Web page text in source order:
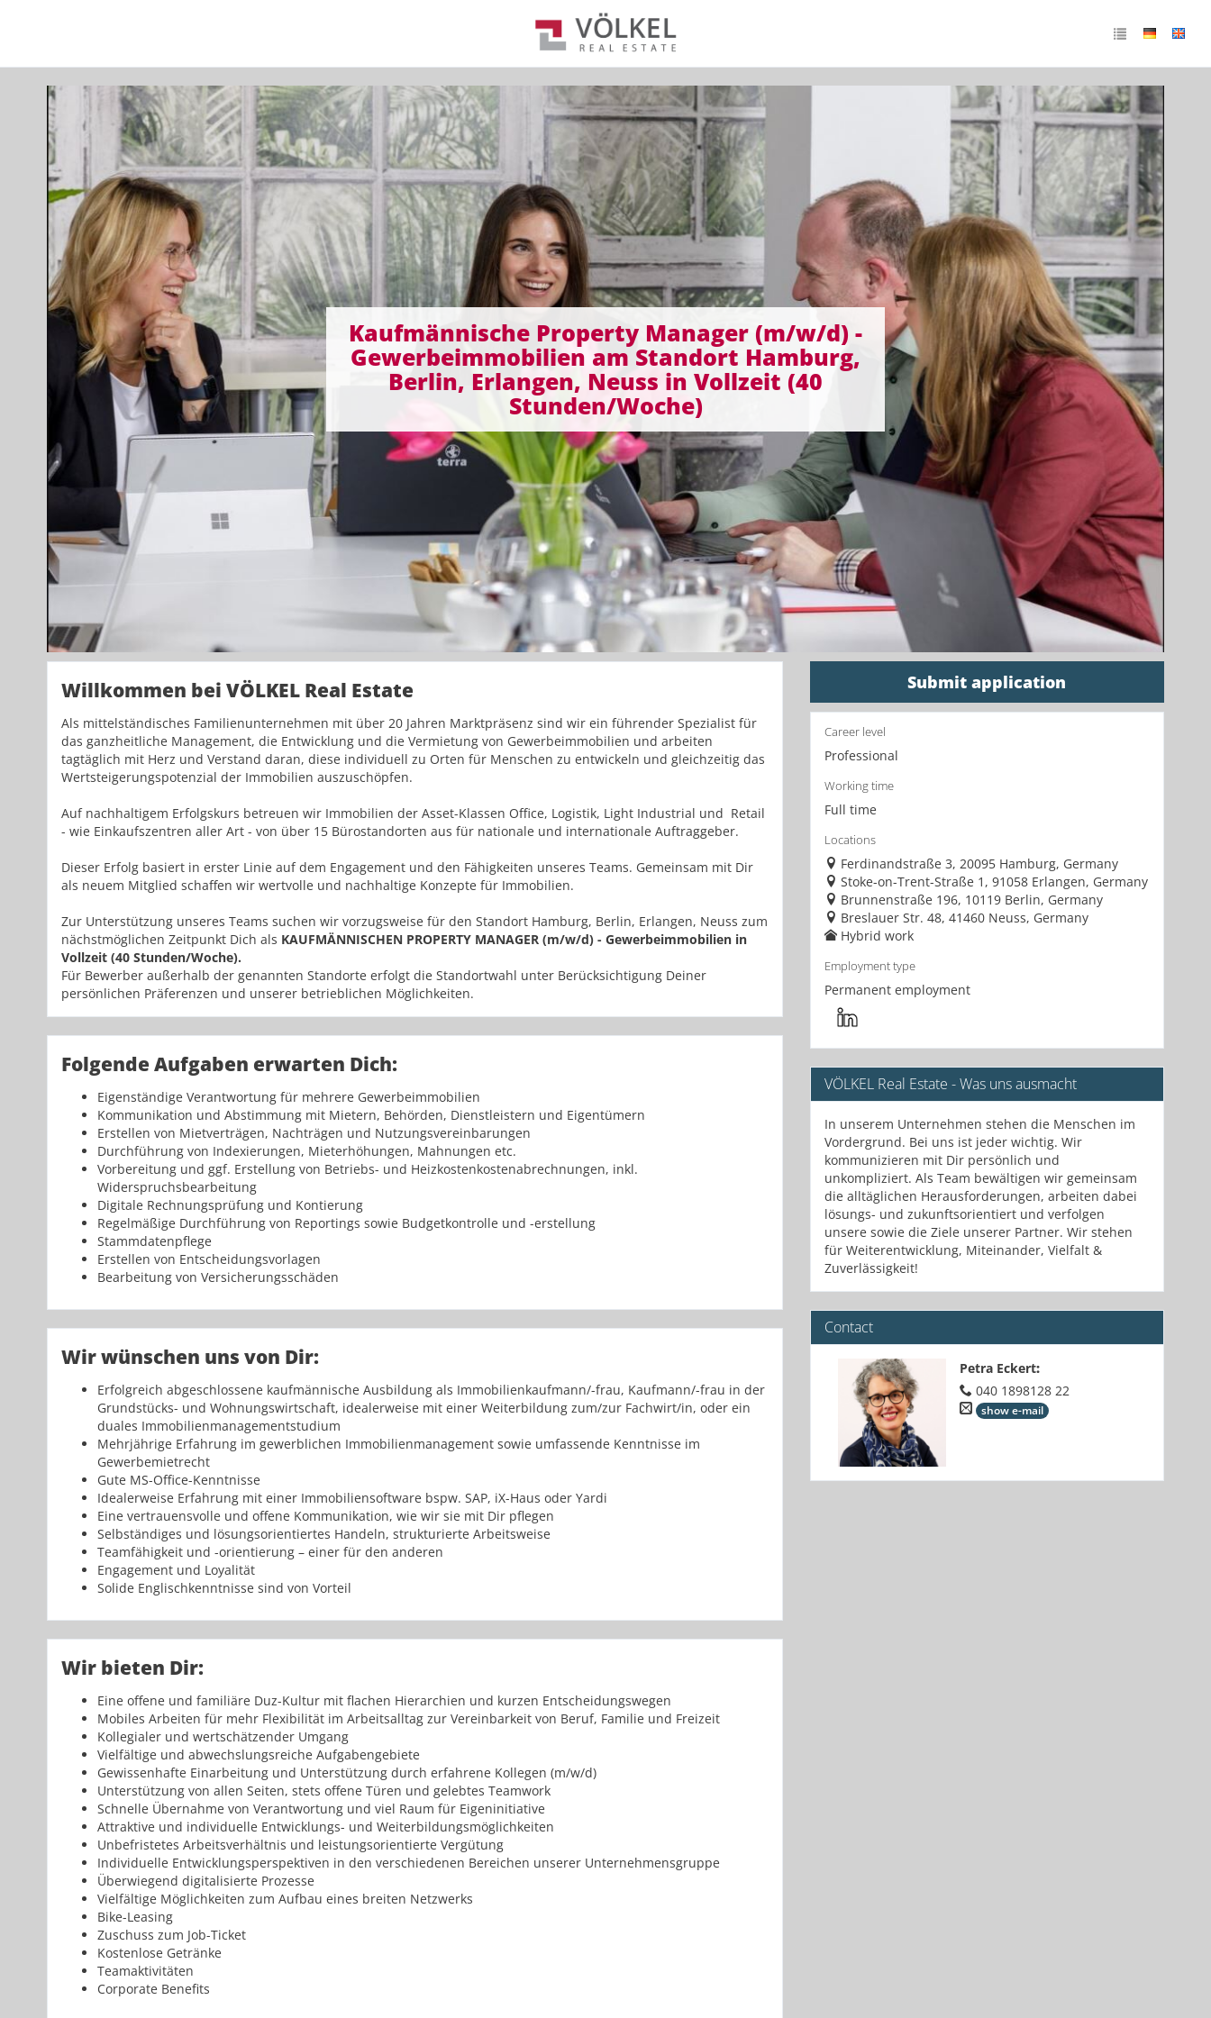
Kaufmännische Property Manager (m/w/d) -
Gewerbeimmobilien am Standort Hamburg,
Berlin, Erlangen, Neuss in Vollzeit (40
Stunden/Woche)
Willkommen bei VÖLKEL Real Estate
Als mittelständisches Familienunternehmen mit über 20 Jahren Marktpräsenz sind wir ein führender Spezialist für
das ganzheitliche Management, die Entwicklung und die Vermietung von Gewerbeimmobilien und arbeiten
tagtäglich mit Herz und Verstand daran, diese individuell zu Orten für Menschen zu entwickeln und gleichzeitig das
Wertsteigerungspotenzial der Immobilien auszuschöpfen.
Auf nachhaltigem Erfolgskurs betreuen wir Immobilien der Asset-Klassen Office, Logistik, Light Industrial und Retail
- wie Einkaufszentren aller Art - von über 15 Bürostandorten aus für nationale und internationale Auftraggeber.
Dieser Erfolg basiert in erster Linie auf dem Engagement und den Fähigkeiten unseres Teams. Gemeinsam mit Dir
als neuem Mitglied schaffen wir wertvolle und nachhaltige Konzepte für Immobilien.
Zur Unterstützung unseres Teams suchen wir vorzugsweise für den Standort Hamburg, Berlin, Erlangen, Neuss zum
nächstmöglichen Zeitpunkt Dich als KAUFMÄNNISCHEN PROPERTY MANAGER (m/w/d) - Gewerbeimmobilien in
Vollzeit (40 Stunden/Woche).
Für Bewerber außerhalb der genannten Standorte erfolgt die Standortwahl unter Berücksichtigung Deiner
persönlichen Präferenzen und unserer betrieblichen Möglichkeiten.
Folgende Aufgaben erwarten Dich:
Eigenständige Verantwortung für mehrere Gewerbeimmobilien
Kommunikation und Abstimmung mit Mietern, Behörden, Dienstleistern und Eigentümern
Erstellen von Mietverträgen, Nachträgen und Nutzungsvereinbarungen
Durchführung von Indexierungen, Mieterhöhungen, Mahnungen etc.
Vorbereitung und ggf. Erstellung von Betriebs- und Heizkostenkostenabrechnungen, inkl.
Widerspruchsbearbeitung
Digitale Rechnungsprüfung und Kontierung
Regelmäßige Durchführung von Reportings sowie Budgetkontrolle und -erstellung
Stammdatenpflege
Erstellen von Entscheidungsvorlagen
Bearbeitung von Versicherungsschäden
Wir wünschen uns von Dir:
Erfolgreich abgeschlossene kaufmännische Ausbildung als Immobilienkaufmann/-frau, Kaufmann/-frau in der
Grundstücks- und Wohnungswirtschaft, idealerweise mit einer Weiterbildung zum/zur Fachwirt/in, oder ein
duales Immobilienmanagementstudium
Mehrjährige Erfahrung im gewerblichen Immobilienmanagement sowie umfassende Kenntnisse im
Gewerbemietrecht
Gute MS-Office-Kenntnisse
Idealerweise Erfahrung mit einer Immobiliensoftware bspw. SAP, iX-Haus oder Yardi
Eine vertrauensvolle und offene Kommunikation, wie wir sie mit Dir pflegen
Selbständiges und lösungsorientiertes Handeln, strukturierte Arbeitsweise
Teamfähigkeit und -orientierung – einer für den anderen
Engagement und Loyalität
Solide Englischkenntnisse sind von Vorteil
Wir bieten Dir:
Eine offene und familiäre Duz-Kultur mit flachen Hierarchien und kurzen Entscheidungswegen
Mobiles Arbeiten für mehr Flexibilität im Arbeitsalltag zur Vereinbarkeit von Beruf, Familie und Freizeit
Kollegialer und wertschätzender Umgang
Vielfältige und abwechslungsreiche Aufgabengebiete
Gewissenhafte Einarbeitung und Unterstützung durch erfahrene Kollegen (m/w/d)
Unterstützung von allen Seiten, stets offene Türen und gelebtes Teamwork
Schnelle Übernahme von Verantwortung und viel Raum für Eigeninitiative
Attraktive und individuelle Entwicklungs- und Weiterbildungsmöglichkeiten
Unbefristetes Arbeitsverhältnis und leistungsorientierte Vergütung
Individuelle Entwicklungsperspektiven in den verschiedenen Bereichen unserer Unternehmensgruppe
Überwiegend digitalisierte Prozesse
Vielfältige Möglichkeiten zum Aufbau eines breiten Netzwerks
Bike-Leasing
Zuschuss zum Job-Ticket
Kostenlose Getränke
Teamaktivitäten
Corporate Benefits
Submit application
Career level
Professional
Working time
Full time
Locations
Ferdinandstraße 3, 20095 Hamburg, Germany
Stoke-on-Trent-Straße 1, 91058 Erlangen, Germany
Brunnenstraße 196, 10119 Berlin, Germany
Breslauer Str. 48, 41460 Neuss, Germany
Hybrid work
Employment type
Permanent employment
VÖLKEL Real Estate - Was uns ausmacht
In unserem Unternehmen stehen die Menschen im
Vordergrund. Bei uns ist jeder wichtig. Wir
kommunizieren mit Dir persönlich und
unkompliziert. Als Team bewältigen wir gemeinsam
die alltäglichen Herausforderungen, arbeiten dabei
lösungs- und zukunftsorientiert und verfolgen
unsere sowie die Ziele unserer Partner. Wir stehen
für Weiterentwicklung, Miteinander, Vielfalt &
Zuverlässigkeit!
Contact
Petra Eckert:
040 1898128 22
show e-mail